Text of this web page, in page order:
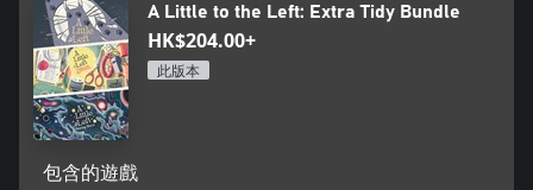
A Little to the Left: Extra Tidy Bundle
HK$204.00+
此版本
包含的遊戲